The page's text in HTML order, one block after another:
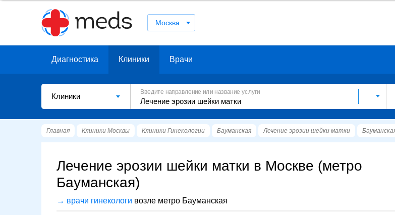
Москва
Диагностика Клиники Врачи
Клиники
Введите направление или название услуги
Главная Клиники Москвы Клиники Гинекологии Бауманская Лечение эрозии шейки матки
Лечение эрозии шейки матки в Москве (метро
Бауманская)
→ врачи гинекологи возле метро Бауманская